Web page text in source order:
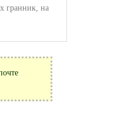
гранник, на